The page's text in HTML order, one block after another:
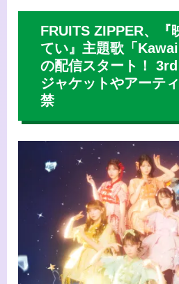
FRUITS ZIPPER、『
てい』主題歌「
の配信スタート！
ジャケットやアーテ
禁